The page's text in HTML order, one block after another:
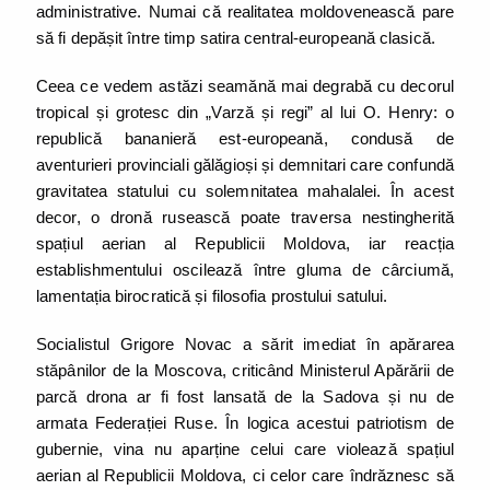
administrative. Numai că realitatea moldovenească pare
să fi depășit între timp satira central-europeană clasică.
Ceea ce vedem astăzi seamănă mai degrabă cu decorul
tropical și grotesc din „Varză și regi” al lui O. Henry: o
republică bananieră est-europeană, condusă de
aventurieri provinciali gălăgioși și demnitari care confundă
gravitatea statului cu solemnitatea mahalalei. În acest
decor, o dronă rusească poate traversa nestingherită
spațiul aerian al Republicii Moldova, iar reacția
establishmentului oscilează între gluma de cârciumă,
lamentația birocratică și filosofia prostului satului.
Socialistul Grigore Novac a sărit imediat în apărarea
stăpânilor de la Moscova, criticând Ministerul Apărării de
parcă drona ar fi fost lansată de la Sadova și nu de
armata Federației Ruse. În logica acestui patriotism de
gubernie, vina nu aparține celui care violează spațiul
aerian al Republicii Moldova, ci celor care îndrăznesc să